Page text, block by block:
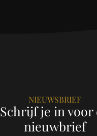
NIEUWSBRIEF
Schrijf je in voor
nieuwbrief